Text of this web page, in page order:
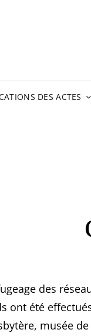
DES ACTES
des
ont été
musée